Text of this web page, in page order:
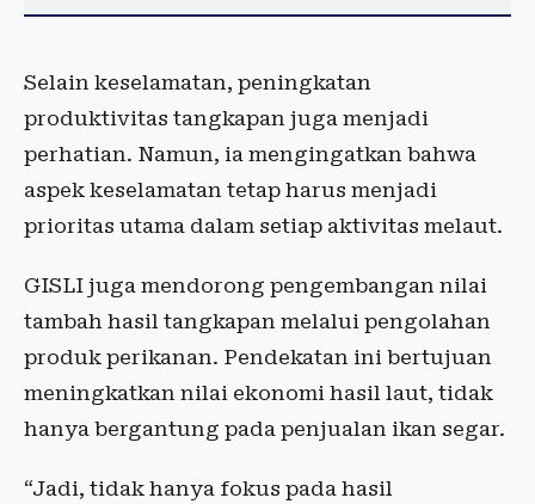
Selain keselamatan, peningkatan
produktivitas tangkapan juga menjadi
perhatian. Namun, ia mengingatkan bahwa
aspek keselamatan tetap harus menjadi
prioritas utama dalam setiap aktivitas melaut.
GISLI juga mendorong pengembangan nilai
tambah hasil tangkapan melalui pengolahan
produk perikanan. Pendekatan ini bertujuan
meningkatkan nilai ekonomi hasil laut, tidak
hanya bergantung pada penjualan ikan segar.
“Jadi, tidak hanya fokus pada hasil